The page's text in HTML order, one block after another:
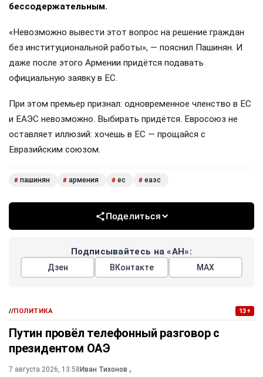
бессодержательным.
«Невозможно вывести этот вопрос на решение граждан
без институциональной работы», — пояснил Пашинян. И
даже после этого Армении придётся подавать
официальную заявку в ЕС.
При этом премьер признал: одновременное членство в ЕС
и ЕАЭС невозможно. Выбирать придётся. Евросоюз не
оставляет иллюзий: хочешь в ЕС — прощайся с
Евразийским союзом.
# пашинян # армения # ес # еаэс
Поделиться
Подписывайтесь на «АН»:
Дзен ВКонтакте МАХ
//ПОЛИТИКА 13+
Путин провёл телефонный разговор с
президентом ОАЭ
7 августа 2026, 13:58 Иван Тихонов ,